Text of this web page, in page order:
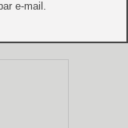
e-mail.